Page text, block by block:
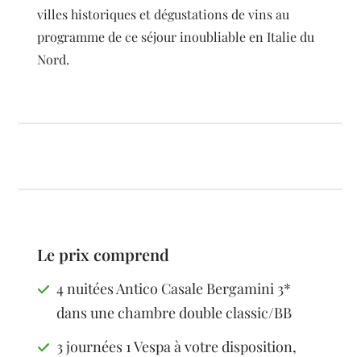
villes historiques et dégustations de vins au
programme de ce séjour inoubliable en Italie du
Nord.
Le prix comprend
4 nuitées Antico Casale Bergamini 3*
dans une chambre double classic/BB
3 journées 1 Vespa à votre disposition,